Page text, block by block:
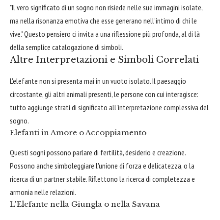
"Il vero significato di un sogno non risiede nelle sue immagini isolate,
ma nella risonanza emotiva che esse generano nell'intimo di chi le
vive." Questo pensiero ci invita a una riflessione più profonda, al di là
della semplice catalogazione di simboli.
Altre Interpretazioni e Simboli Correlati
L'elefante non si presenta mai in un vuoto isolato. Il paesaggio
circostante, gli altri animali presenti, le persone con cui interagisce:
tutto aggiunge strati di significato all'interpretazione complessiva del
sogno.
Elefanti in Amore o Accoppiamento
Questi sogni possono parlare di fertilità, desiderio e creazione.
Possono anche simboleggiare l'unione di forza e delicatezza, o la
ricerca di un partner stabile. Riflettono la ricerca di completezza e
armonia nelle relazioni.
L'Elefante nella Giungla o nella Savana